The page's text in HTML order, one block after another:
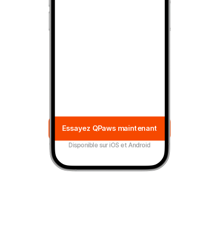
Essayez QPaws maintenant
Disponible sur iOS et Android